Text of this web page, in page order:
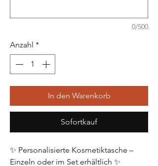
0/500
Anzahl *
In den Warenkorb
Sofortkauf
✨ Personalisierte Kosmetiktasche –
Einzeln oder im Set erhältlich ✨